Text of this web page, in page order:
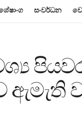
සංවර්ධන
ඇමැති